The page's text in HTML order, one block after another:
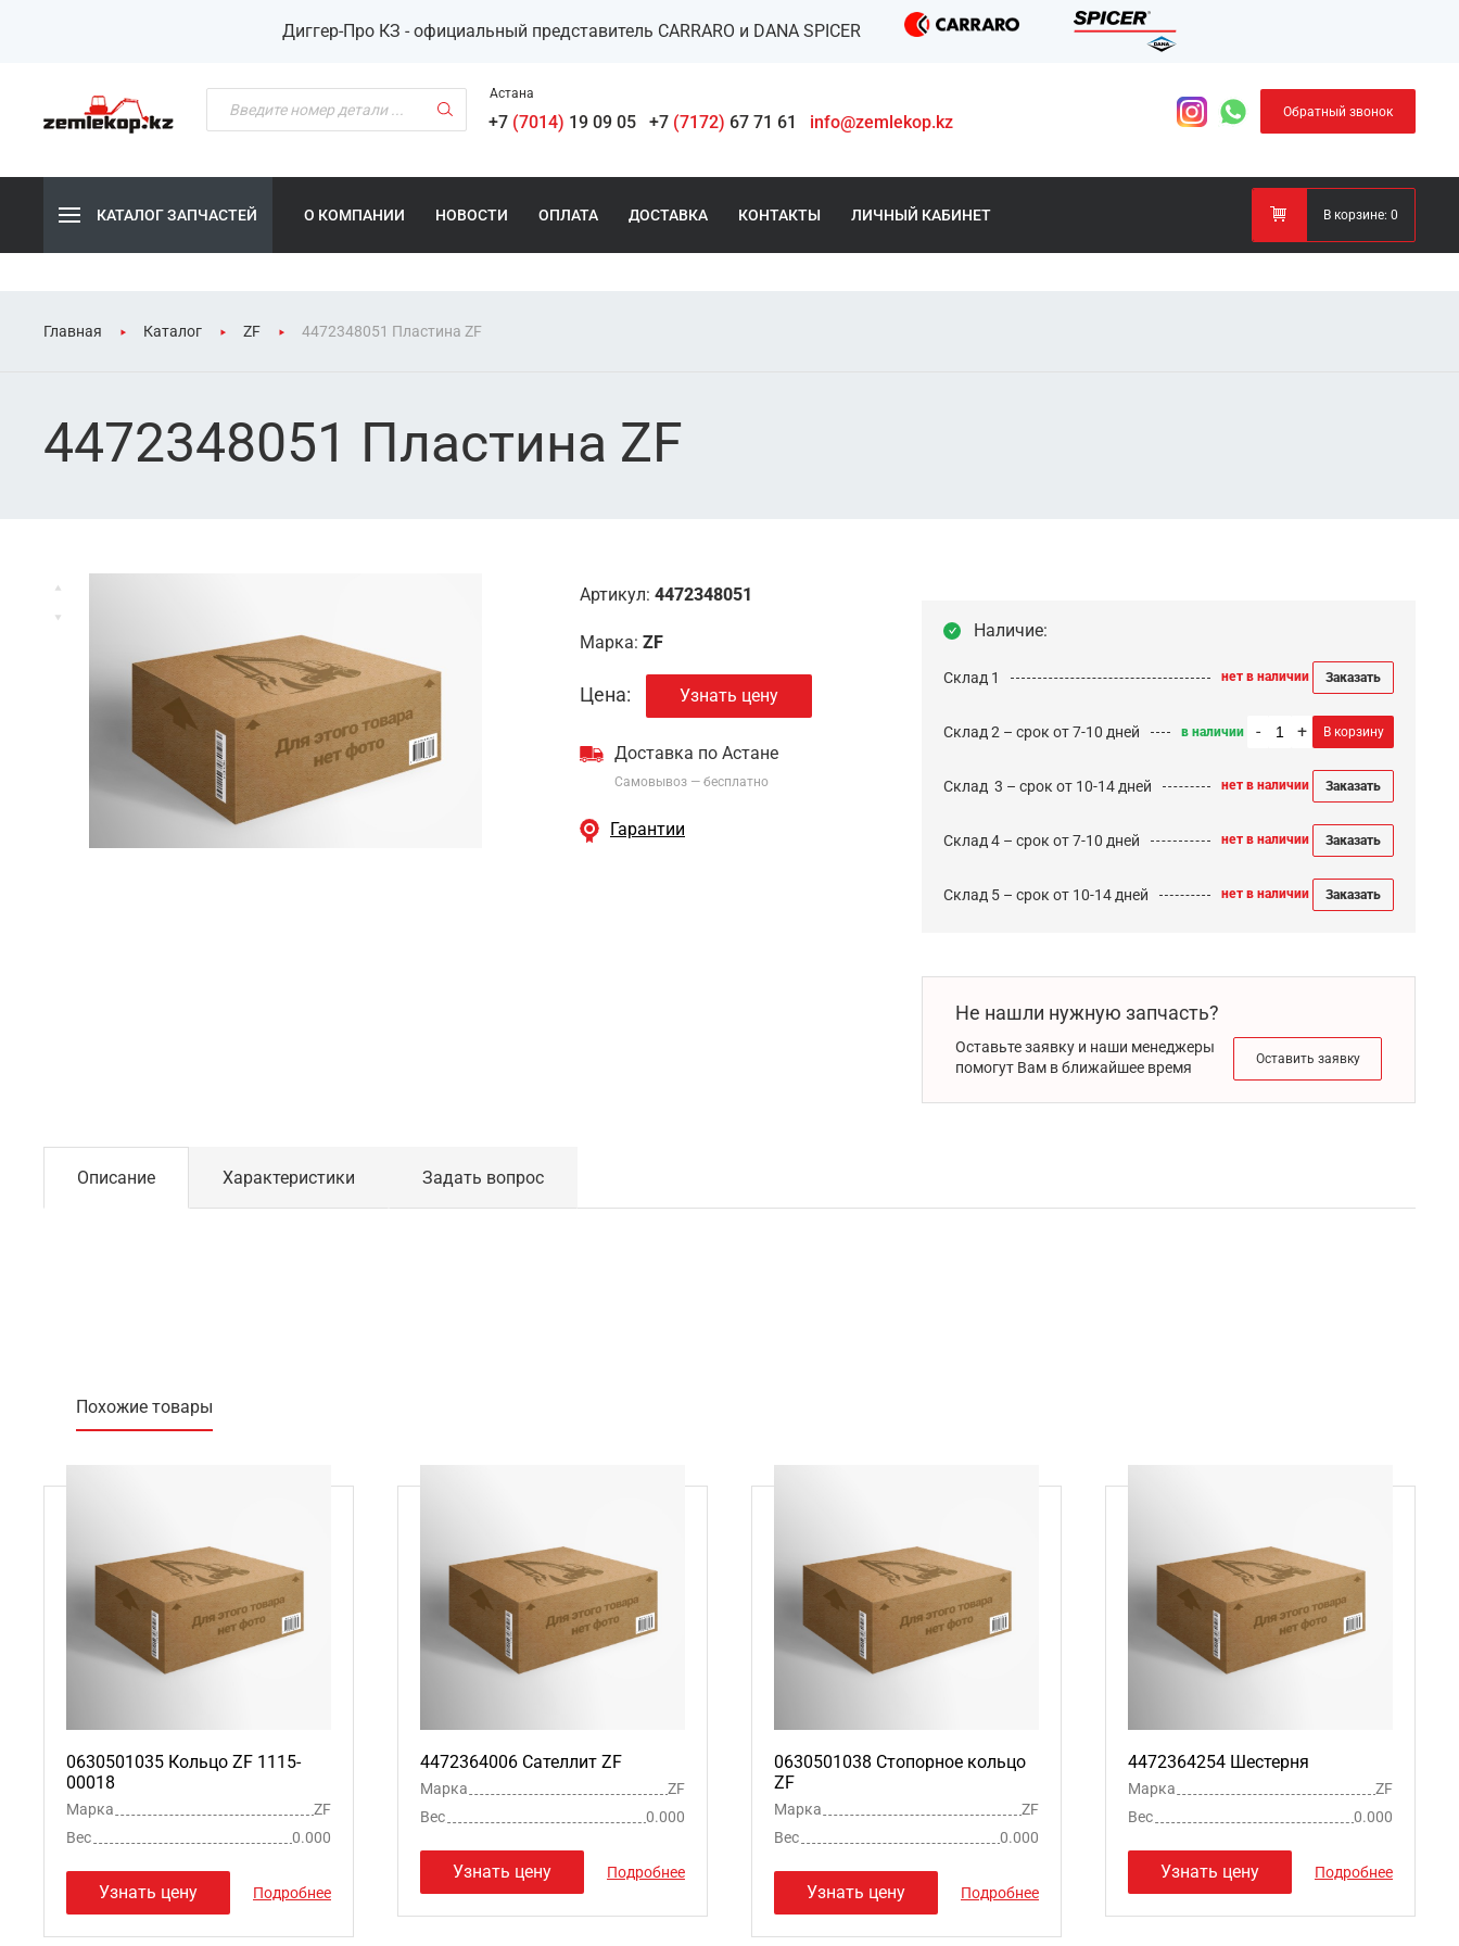
Диггер-Про КЗ - официальный представитель CARRARO и DANA SPICER
Астана
+7 (7014) 19 09 05 +7 (7172) 67 71 61 info@zemlekop.kz Обратный звонок
КАТАЛОГ ЗАПЧАСТЕЙ О КОМПАНИИ НОВОСТИ ОПЛАТА ДОСТАВКА КОНТАКТЫ ЛИЧНЫЙ КАБИНЕТ В корзине: 0
Главная Каталог ZF 4472348051 Пластина ZF
4472348051 Пластина ZF
Артикул: 4472348051
Марка: ZF
Цена: Узнать цену
Доставка по Астане
Самовывоз — бесплатно
Гарантии
Наличие:
Склад 1 нет в наличии Заказать
Склад 2 – срок от 7-10 дней в наличии - + В корзину
Cклад 3 – срок от 10-14 дней нет в наличии Заказать
Склад 4 – срок от 7-10 дней нет в наличии Заказать
Склад 5 – срок от 10-14 дней нет в наличии Заказать
Не нашли нужную запчасть?
Оставьте заявку и наши менеджеры
помогут Вам в ближайшее время
Оставить заявку
Описание Характеристики Задать вопрос
Похожие товары
0630501035 Кольцо ZF 1115-
00018
Марка
ZF
Вес
0.000
Узнать цену Подробнее
4472364006 Сателлит ZF
Марка
ZF
Вес
0.000
Узнать цену Подробнее
0630501038 Стопорное кольцо
ZF
Марка
ZF
Вес
0.000
Узнать цену Подробнее
4472364254 Шестерня
Марка
ZF
Вес
0.000
Узнать цену Подробнее